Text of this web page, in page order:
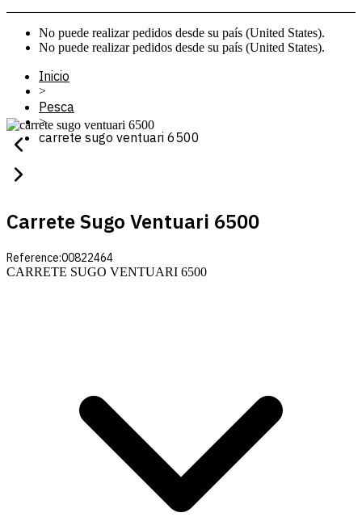
No puede realizar pedidos desde su país (United States).
No puede realizar pedidos desde su país (United States).
Inicio
>
Pesca
>
carrete sugo ventuari 6500
Carrete Sugo Ventuari 6500
Reference:00822464
CARRETE SUGO VENTUARI 6500